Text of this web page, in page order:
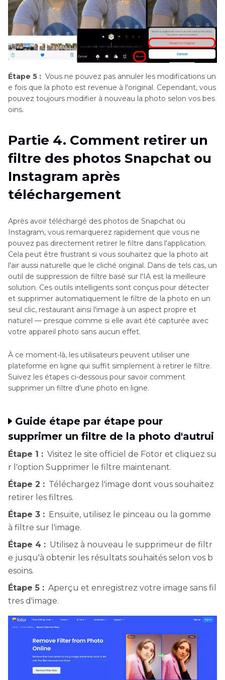
Étape 5 : Vous ne pouvez pas annuler les modifications un
e fois que la photo est revenue à l'original. Cependant, vous
pouvez toujours modifier à nouveau la photo selon vos bes
oins.
Partie 4. Comment retirer un
filtre des photos Snapchat ou
Instagram après
téléchargement
Après avoir téléchargé des photos de Snapchat ou
Instagram, vous remarquerez rapidement que vous ne
pouvez pas directement retirer le filtre dans l'application.
Cela peut être frustrant si vous souhaitez que la photo ait
l'air aussi naturelle que le cliché original. Dans de tels cas, un
outil de suppression de filtre basé sur l'IA est la meilleure
solution. Ces outils intelligents sont conçus pour détecter
et supprimer automatiquement le filtre de la photo en un
seul clic, restaurant ainsi l'image à un aspect propre et
naturel — presque comme si elle avait été capturée avec
votre appareil photo sans aucun effet.
À ce moment-là, les utilisateurs peuvent utiliser une
plateforme en ligne qui suffit simplement à retirer le filtre.
Suivez les étapes ci-dessous pour savoir comment
supprimer un filtre d'une photo en ligne.
Guide étape par étape pour
supprimer un filtre de la photo d'autrui
Étape 1 : Visitez le site officiel de Fotor et cliquez su
r l'option Supprimer le filtre maintenant.
Étape 2 : Téléchargez l'image dont vous souhaitez
retirer les filtres.
Étape 3 : Ensuite, utilisez le pinceau ou la gomme
à filtre sur l'image.
Étape 4 : Utilisez à nouveau le supprimeur de filtr
e jusqu'à obtenir les résultats souhaités selon vos b
esoins.
Étape 5 : Aperçu et enregistrez votre image sans fil
tres d'image.